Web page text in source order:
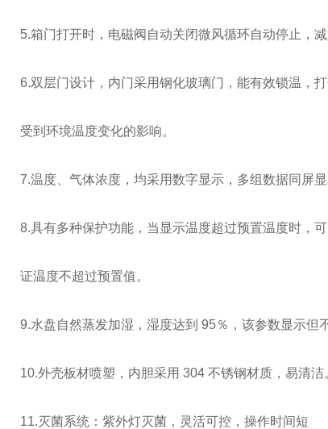
5.箱门打开时，电磁阀自动关闭微风循环自动停止，
6.双层门设计，内门采用钢化玻璃门，能有效锁温，
受到环境温度变化的影响。
7.温度、气体浓度，均采用数字显示，多组数据同屏
8.具有多种保护功能，当显示温度超过预置温度时，
证温度不超过预置值。
9.水盘自然蒸发加湿，湿度达到 95％，该参数显示但
10.外壳板材喷塑，内胆采用 304 不锈钢材质，易清洁
11.灭菌系统：紫外灯灭菌，灵活可控，操作时间短